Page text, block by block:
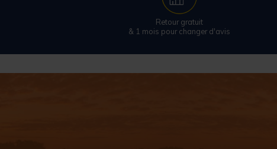
Retour gratuit
& 1 mois pour changer d'avis